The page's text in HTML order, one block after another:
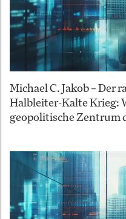
Michael C. Jakob – Der
Halbleiter-Kalte Krieg:
geopolitische Zentrum